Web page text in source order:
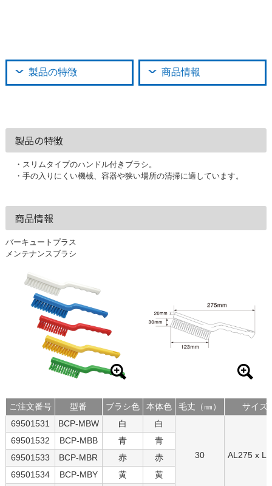
製品の特徴 商品情報
製品の特徴
・スリムタイプのハンドル付きブラシ。
・手の入りにくい機械、容器や狭い場所の清掃に適しています。
商品情報
バーキュートプラス
メンテナンスブラシ
ご注文番号 型番 ブラシ色
本体色
69501531
BCP-MBW 白
白
69501532
BCP-MBB 青
青
69501533
BCP-MBR 赤
赤
69501534
BCP-MBY 黄
黄
毛丈（㎜） サイズ
30 AL275 x